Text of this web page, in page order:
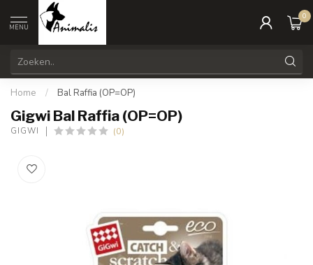
MENU
0
Home / Bal Raffia (OP=OP)
Gigwi Bal Raffia (OP=OP)
GIGWI (0)